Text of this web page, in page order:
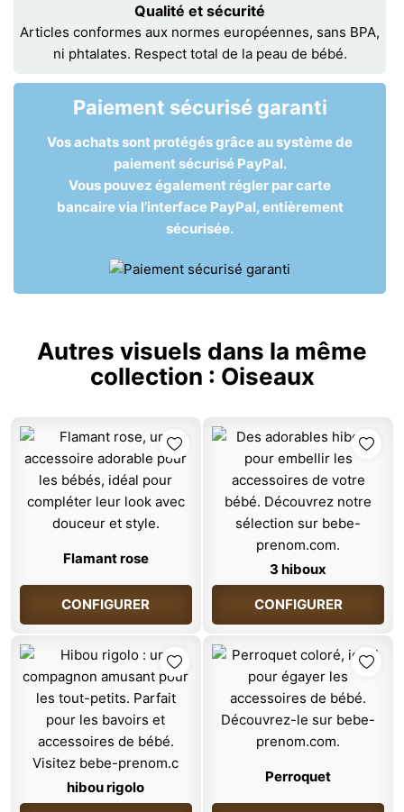
Qualité et sécurité
Articles conformes aux normes européennes, sans BPA,
ni phtalates. Respect total de la peau de bébé.
Paiement sécurisé garanti
Vos achats sont protégés grâce au système de
paiement sécurisé PayPal.
Vous pouvez également régler par carte
bancaire via l’interface PayPal, entièrement
sécurisée.
Autres visuels dans la même
collection : Oiseaux
Flamant rose
CONFIGURER
3 hiboux
CONFIGURER
hibou rigolo
Perroquet